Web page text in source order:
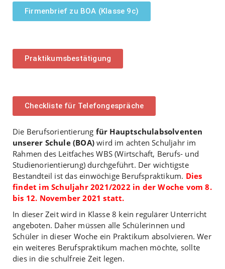
Firmenbrief zu BOA (Klasse 9c)
Praktikumsbestätigung
Checkliste für Telefongespräche
Die Berufsorientierung für Hauptschulabsolventen
unserer Schule (BOA) wird im achten Schuljahr im
Rahmen des Leitfaches WBS (Wirtschaft, Berufs- und
Studienorientierung) durchgeführt. Der wichtigste
Bestandteil ist das einwöchige Berufspraktikum. Dies
findet im Schuljahr 2021/2022 in der Woche vom 8.
bis 12. November 2021 statt.
In dieser Zeit wird in Klasse 8 kein regulärer Unterricht
angeboten. Daher müssen alle Schülerinnen und
Schüler in dieser Woche ein Praktikum absolvieren. Wer
ein weiteres Berufspraktikum machen möchte, sollte
dies in die schulfreie Zeit legen.